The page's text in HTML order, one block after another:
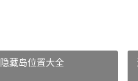
藏岛位置大全